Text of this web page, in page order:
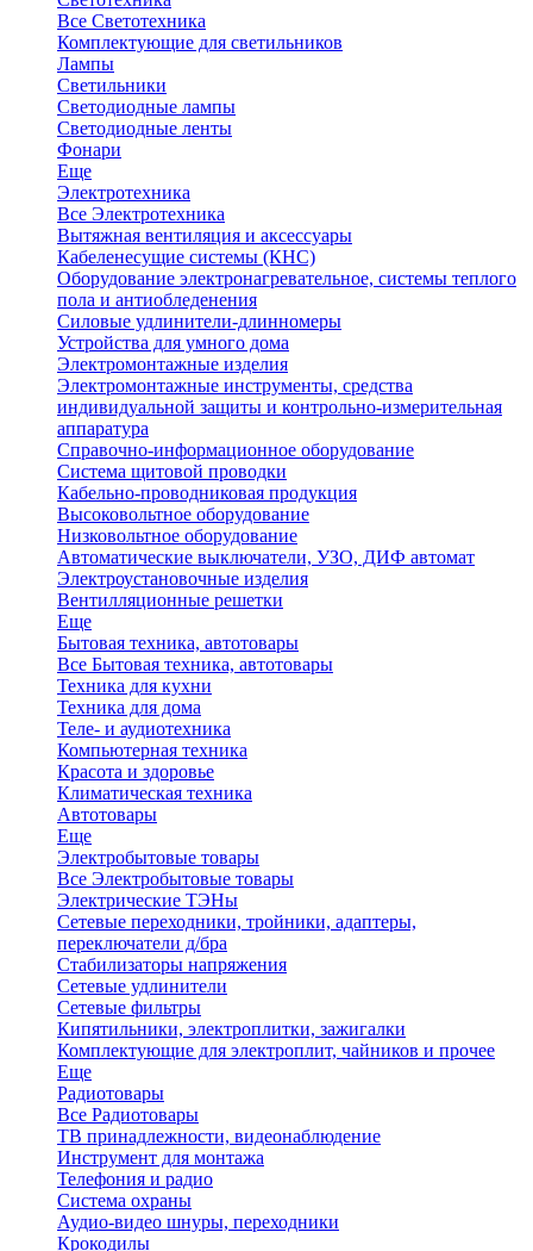
Все Светотехника
Комплектующие для светильников
Лампы
Светильники
Светодиодные лампы
Светодиодные ленты
Фонари
Еще
Электротехника
Все Электротехника
Вытяжная вентиляция и аксессуары
Кабеленесущие системы (КНС)
Оборудование электронагревательное, системы теплого
пола и антиобледенения
Силовые удлинители-длинномеры
Устройства для умного дома
Электромонтажные изделия
Электромонтажные инструменты, средства
индивидуальной защиты и контрольно-измерительная
аппаратура
Справочно-информационное оборудование
Система щитовой проводки
Кабельно-проводниковая продукция
Высоковольтное оборудование
Низковольтное оборудование
Автоматические выключатели, УЗО, ДИФ автомат
Электроустановочные изделия
Вентилляционные решетки
Еще
Бытовая техника, автотовары
Все Бытовая техника, автотовары
Техника для кухни
Техника для дома
Теле- и аудиотехника
Компьютерная техника
Красота и здоровье
Климатическая техника
Автотовары
Еще
Электробытовые товары
Все Электробытовые товары
Электрические ТЭНы
Сетевые переходники, тройники, адаптеры,
переключатели д/бра
Стабилизаторы напряжения
Сетевые удлинители
Сетевые фильтры
Кипятильники, электроплитки, зажигалки
Комплектующие для электроплит, чайников и прочее
Еще
Радиотовары
Все Радиотовары
ТВ принадлежности, видеонаблюдение
Инструмент для монтажа
Телефония и радио
Система охраны
Аудио-видео шнуры, переходники
Крокодилы